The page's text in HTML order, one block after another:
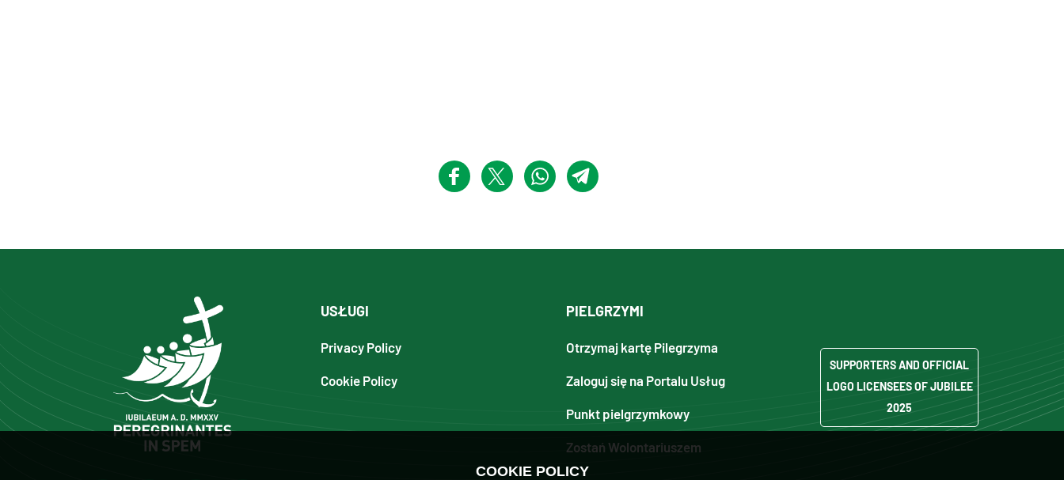
USŁUGI
Privacy Policy
Cookie Policy
PIELGRZYMI
Otrzymaj kartę Pilegrzyma
Zaloguj się na Portalu Usług
Punkt pielgrzymkowy
Zostań Wolontariuszem
SUPPORTERS AND OFFICIAL
LOGO LICENSEES OF JUBILEE
2025
COOKIE POLICY